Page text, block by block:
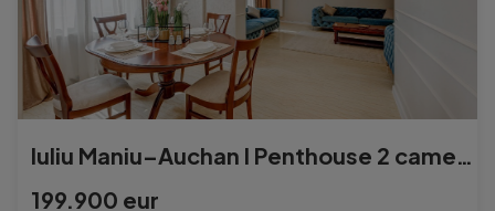
Iuliu Maniu–Auchan I Penthouse 2 camere terasă generoasa mobilat
199.900 eur